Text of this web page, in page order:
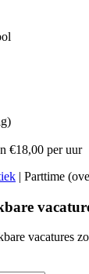
€18,00 per uur
| Parttime
vacatures